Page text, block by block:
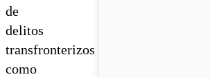
de
delitos
transfronterizos
como